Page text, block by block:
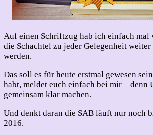
Auf einen Schriftzug hab ich einfach mal
die Schachtel zu jeder Gelegenheit
werden.
Das soll es für heute erstmal gewesen
habt, meldet euch einfach bei mir – denn
gemeinsam klar machen.
Und denkt daran die SAB läuft nur noch
2016.